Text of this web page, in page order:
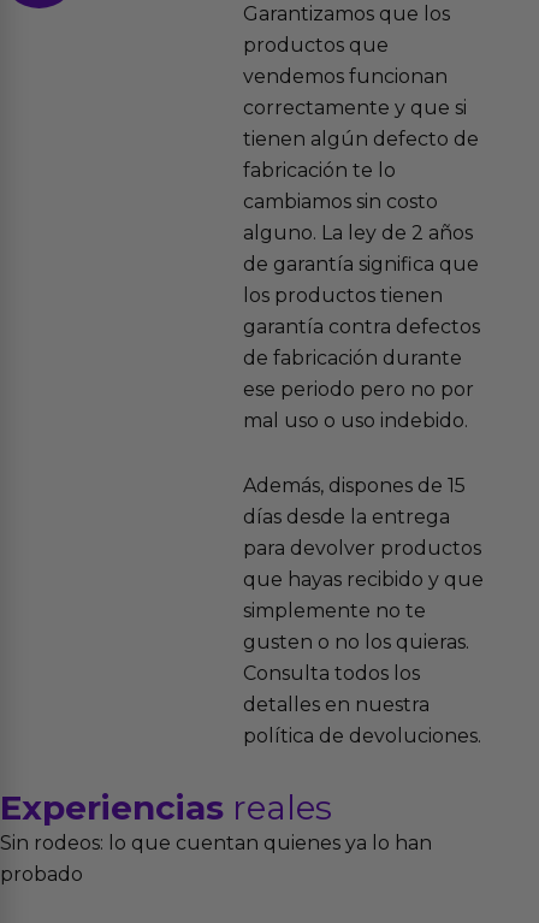
Garantizamos que los
productos que
vendemos funcionan
correctamente y que si
tienen algún defecto de
fabricación te lo
cambiamos sin costo
alguno. La ley de 2 años
de garantía significa que
los productos tienen
garantía contra defectos
de fabricación durante
ese periodo pero no por
mal uso o uso indebido.
Además, dispones de 15
días desde la entrega
para devolver productos
que hayas recibido y que
simplemente no te
gusten o no los quieras.
Consulta todos los
detalles en nuestra
política de devoluciones.
Experiencias reales
Sin rodeos: lo que cuentan quienes ya lo han
probado